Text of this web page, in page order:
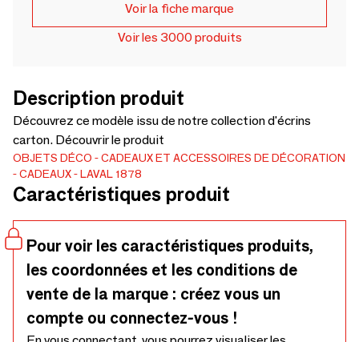
Voir la fiche marque
Voir les 3000 produits
Description produit
Découvrez ce modèle issu de notre collection d'écrins
carton. Découvrir le produit
OBJETS DÉCO
CADEAUX ET ACCESSOIRES DE DÉCORATION
CADEAUX
LAVAL 1878
Caractéristiques produit
Pour voir les caractéristiques produits,
les coordonnées et les conditions de
vente de la marque : créez vous un
compte ou connectez-vous !